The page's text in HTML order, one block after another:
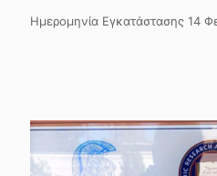
Ημερομηνία Εγκατάστασης 14